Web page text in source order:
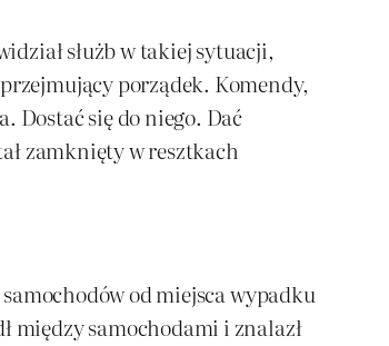
służb w takiej sytuacji,
porządek. Komendy,
Dostać się do niego. Dać
zamknięty w resztkach
od miejsca wypadku
między samochodami i znalazł